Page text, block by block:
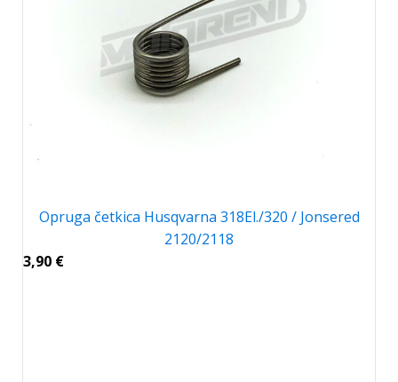
Opruga četkica Husqvarna 318El./320 / Jonsered
2120/2118
3,90 €